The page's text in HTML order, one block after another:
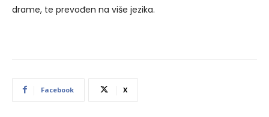
drame, te prevođen na više jezika.
Facebook X